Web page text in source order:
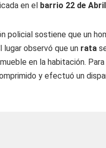
en el barrio 22 de Abril
policial sostiene que un
lugar observó que un rata
en la habitación.
y efectuó un